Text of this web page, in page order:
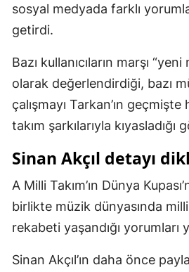
Konya
Kütahya
Malatya
Mardin
Muğla
Muş
sosyal medyada farklı
getirdi.
Bazı kullanıcıların marşı
olarak değerlendirdiği, bazı
çalışmayı Tarkan’ın geçmişte
takım şarkılarıyla kıyasladığı
Sinan Akçıl detayı
A Milli Takım’ın Dünya
birlikte müzik dünyasında milli
rekabeti yaşandığı yorumları
Sinan Akçıl’ın daha önce